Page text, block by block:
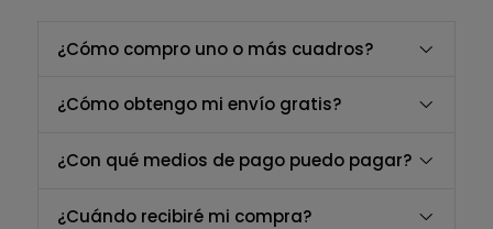
¿Cómo compro uno o más cuadros?
¿Cómo obtengo mi envío gratis?
¿Con qué medios de pago puedo pagar?
¿Cuándo recibiré mi compra?